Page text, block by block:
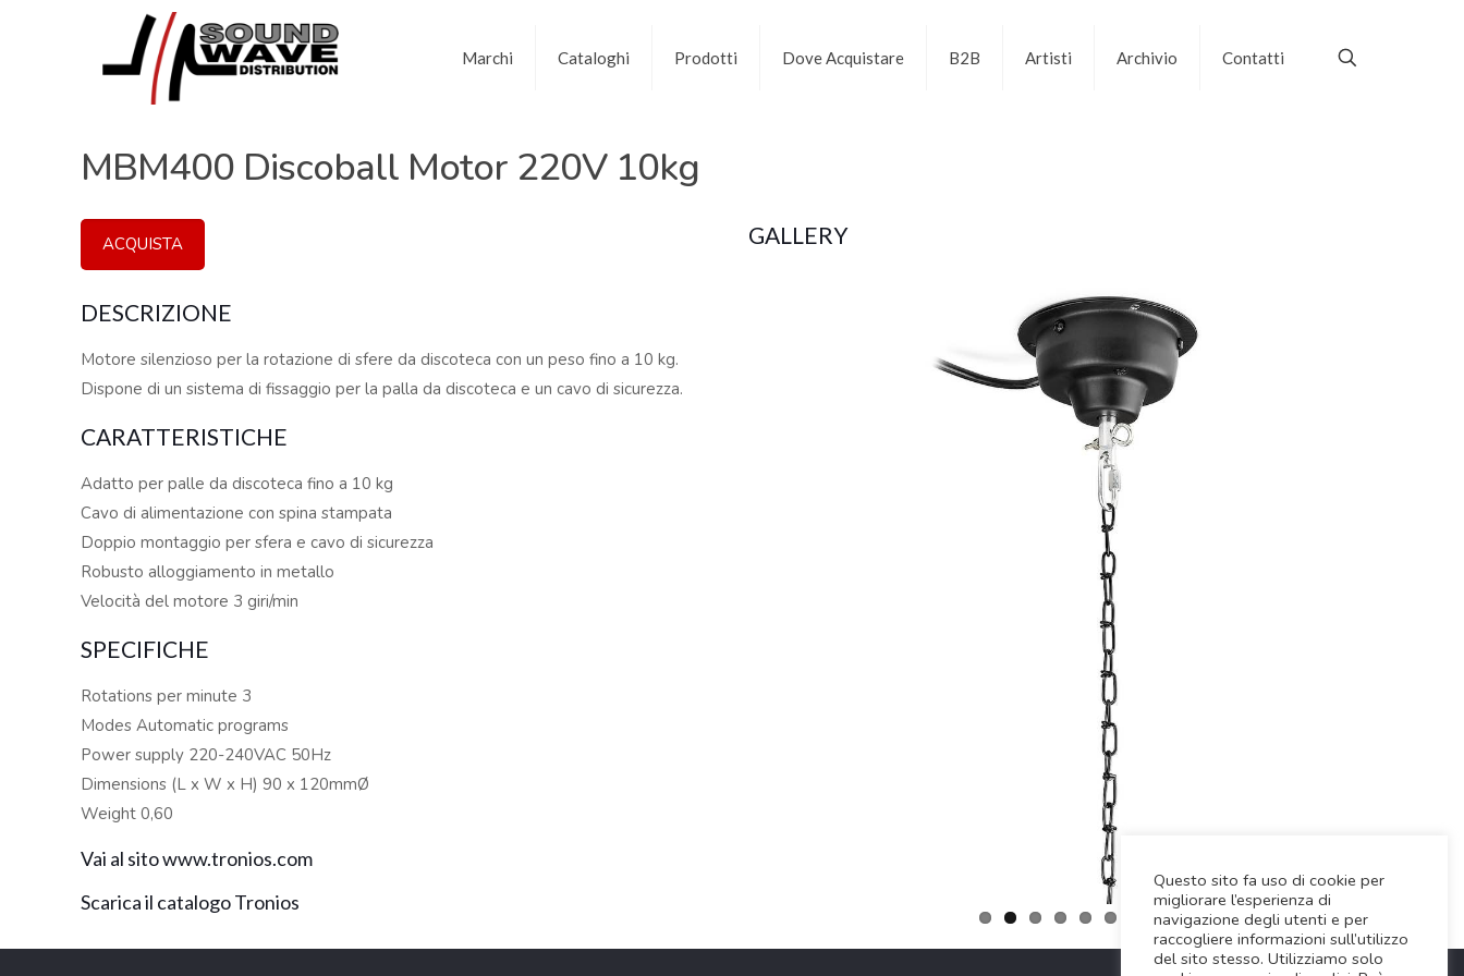
Marchi Cataloghi Prodotti Dove Acquistare B2B Artisti Archivio Contatti
MBM400 Discoball Motor 220V 10kg
ACQUISTA
DESCRIZIONE
Motore silenzioso per la rotazione di sfere da discoteca con un peso fino a 10 kg.
Dispone di un sistema di fissaggio per la palla da discoteca e un cavo di sicurezza.
CARATTERISTICHE
Adatto per palle da discoteca fino a 10 kg
Cavo di alimentazione con spina stampata
Doppio montaggio per sfera e cavo di sicurezza
Robusto alloggiamento in metallo
Velocità del motore 3 giri/min
SPECIFICHE
Rotations per minute 3
Modes Automatic programs
Power supply 220-240VAC 50Hz
Dimensions (L x W x H) 90 x 120mmØ
Weight 0,60
Vai al sito www.tronios.com
Scarica il catalogo Tronios
GALLERY
Questo sito fa uso di cookie per
migliorare l’esperienza di
navigazione degli utenti e per
raccogliere informazioni sull’utilizzo
del sito stesso. Utilizziamo solo